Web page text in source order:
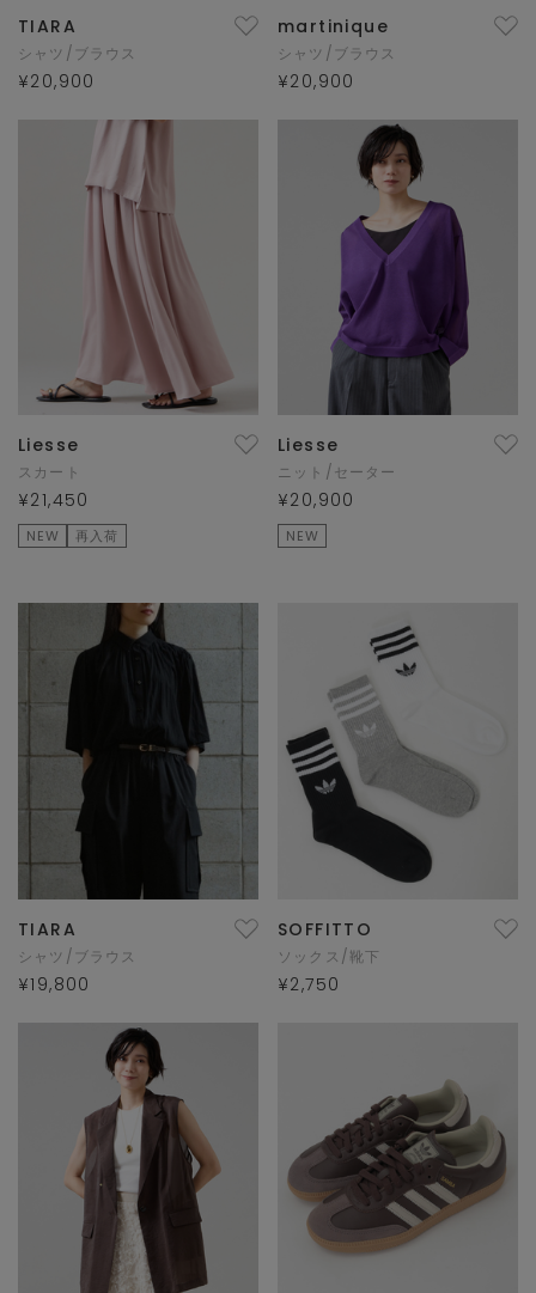
TIARA
シャツ/ブラウス
¥20,900
martinique
シャツ/ブラウス
¥20,900
Liesse
スカート
¥21,450
NEW 再入荷
Liesse
ニット/セーター
¥20,900
NEW
TIARA
シャツ/ブラウス
¥19,800
SOFFITTO
ソックス/靴下
¥2,750